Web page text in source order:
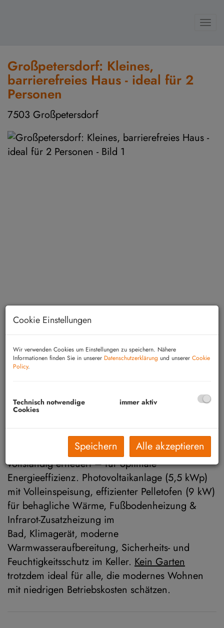
Großpetersdorf: Kleines,
barrierefreies Haus - ideal für 2
Personen
7503 Großpetersdorf
Großpetersdorf: Hochwertig generalsaniertes
Zustand, durchdachter Technik und nachhaltiger
Ausstattung. Dach und Fassade wurden
vollständig erneuert – für optimale
Energieeffizienz. Photovoltaikanlage (5,5 kWp)
mit Volleinspeisung, effizienter Pelletofen (9 kW)
für behagliche Wärme, Fußbodenheizung &
Infrarot-Zusatzheizung im
Bad, Klimagerät, moderne
Warmwasseraufbereitung, Sicherheits- und
Feuchtigkeitsschutz im Keller. Kein Garten
trotzdem ideal für alle, die modernes Wohnen
mit niedrigen Betriebskosten schätzen.
Cookie Einstellungen
Wir verwenden Cookies um Einstellungen zu speichern. Nähere
Informationen finden Sie in unserer Datenschutzerklärung und unserer Cookie
Policy.
Technisch notwendige
Cookies
immer aktiv
Speichern Alle akzeptieren